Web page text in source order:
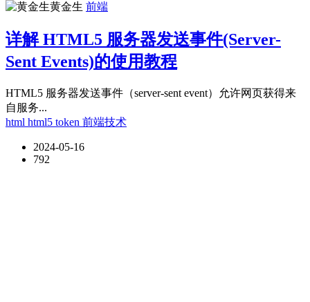
黄金生 前端
详解 HTML5 服务器发送事件(Server-
Sent Events)的使用教程
HTML5 服务器发送事件（server-sent event）允许网页获得来
自服务...
html html5 token 前端技术
2024-05-16
792